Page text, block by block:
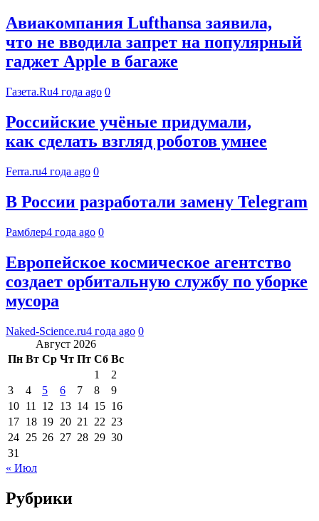
Авиакомпания Lufthansa заявила,
что не вводила запрет на популярный
гаджет Apple в багаже
Газета.Ru4 года ago 0
Российские учёные придумали,
как сделать взгляд роботов умнее
Ferra.ru4 года ago 0
В России разработали замену Telegram
Рамблер4 года ago 0
Европейское космическое агентство
создает орбитальную службу по уборке
мусора
Naked-Science.ru4 года ago 0
Август 2026
Пн Вт Ср Чт Пт Сб Вс
1
2
3
4 5 6 7 8
9
10 11 12 13 14 15 16
17 18 19 20 21 22 23
24 25 26 27 28 29 30
31
« Июл
Рубрики